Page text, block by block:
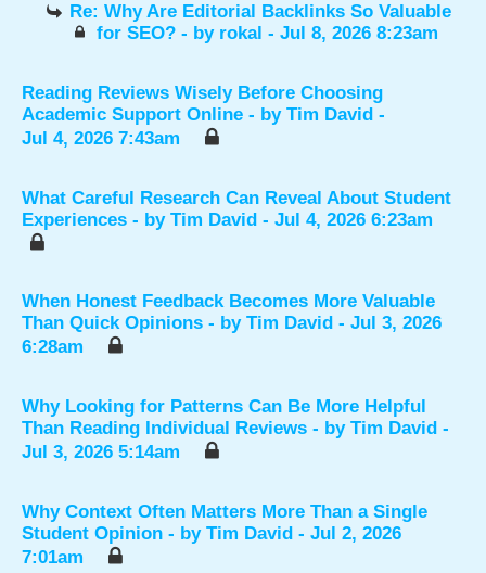
Re: Why Are Editorial Backlinks So Valuable
for SEO? - by rokal - Jul 8, 2026 8:23am
Reading Reviews Wisely Before Choosing
Academic Support Online - by Tim David -
Jul 4, 2026 7:43am
What Careful Research Can Reveal About Student
Experiences - by Tim David - Jul 4, 2026 6:23am
When Honest Feedback Becomes More Valuable
Than Quick Opinions - by Tim David - Jul 3, 2026
6:28am
Why Looking for Patterns Can Be More Helpful
Than Reading Individual Reviews - by Tim David -
Jul 3, 2026 5:14am
Why Context Often Matters More Than a Single
Student Opinion - by Tim David - Jul 2, 2026
7:01am